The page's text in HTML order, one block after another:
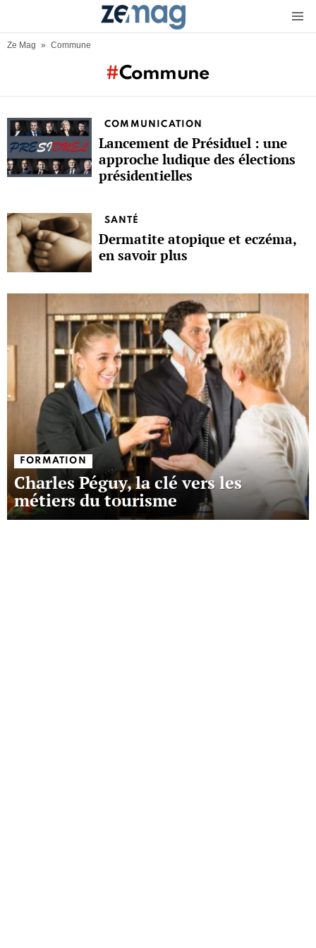
Ze Mag » Commune
Commune
More
stories
COMMUNICATION
Lancement de Présiduel : une
approche ludique des élections
présidentielles
SANTÉ
Dermatite atopique et eczéma,
en savoir plus
FORMATION
Charles Péguy, la clé vers les
métiers du tourisme